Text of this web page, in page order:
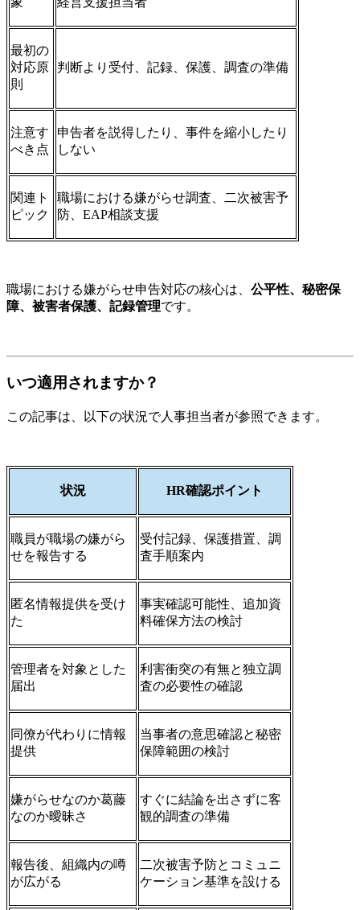
最初の
対応原
則
判断より受付、記録、保護、調査の準備
注意す
べき点
申告者を説得したり、事件を縮小したり
しない
関連ト
ピック
職場における嫌がらせ調査、二次被害予
防、EAP相談支援
職場における嫌がらせ申告対応の核心は、 公平性、秘密保
障、被害者保護、記録管理です。
いつ適用されますか？
この記事は、以下の状況で人事担当者が参照できます。
状況 HR確認ポイント
職員が職場の嫌がら
せを報告する
受付記録、保護措置、調
査手順案内
匿名情報提供を受け
た
事実確認可能性、追加資
料確保方法の検討
管理者を対象とした
届出
利害衝突の有無と独立調
査の必要性の確認
同僚が代わりに情報
提供
当事者の意思確認と秘密
保障範囲の検討
嫌がらせなのか葛藤
なのか曖昧さ
すぐに結論を出さずに客
観的調査の準備
報告後、組織内の噂
が広がる
二次被害予防とコミュニ
ケーション基準を設ける